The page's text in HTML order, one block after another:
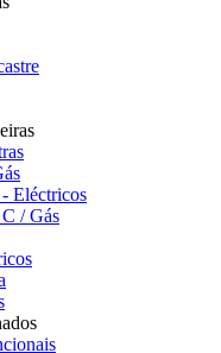
Eléctricos
/ Gás